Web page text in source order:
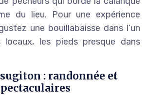
du lieu. Pour une expérience
une bouillabaisse dans l’un
locaux, les pieds presque dans
: randonnée et